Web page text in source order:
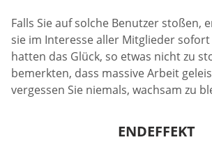
Falls Sie auf solche Benutzer stoßen,
sie im Interesse aller Mitglieder
hatten das Glück, so etwas nicht zu
bemerkten, dass massive Arbeit
vergessen Sie niemals, wachsam zu
ENDEFFEKT